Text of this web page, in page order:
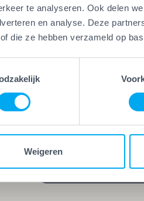
te analyseren. Ook delen
en analyse. Deze
die ze hebben verzameld op
Weigeren
Vakwerk Plus
Bij Vakwerk Plus-
mensen die hun vak
Opgeleid,
vele jaren
praatjes, maar
vakmanschap.